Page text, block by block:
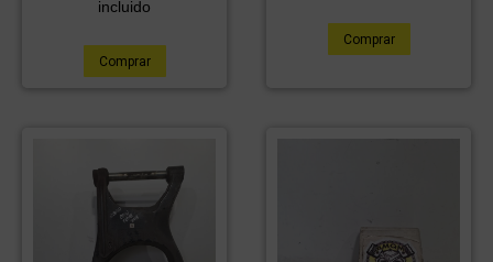
incluido
Comprar
Comprar